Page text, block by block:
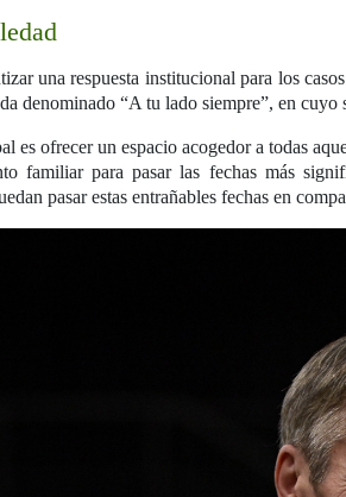
una respuesta institucional para los
denominado “A tu lado siempre”, en cuyo
es ofrecer un espacio acogedor a todas
familiar para pasar las fechas más
pasar estas entrañables fechas en